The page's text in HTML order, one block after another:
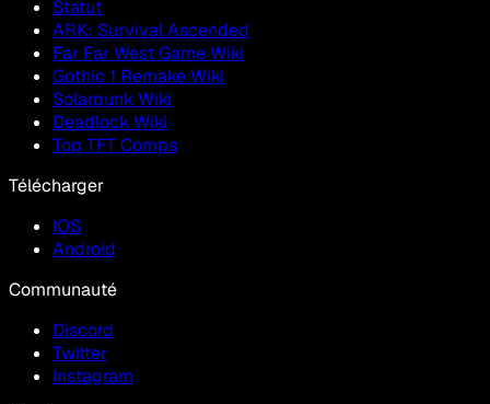
Statut
ARK: Survival Ascended
Far Far West Game Wiki
Gothic 1 Remake Wiki
Solarpunk Wiki
Deadlock Wiki
Top TFT Comps
Télécharger
IOS
Android
Communauté
Discord
Twitter
Instagram